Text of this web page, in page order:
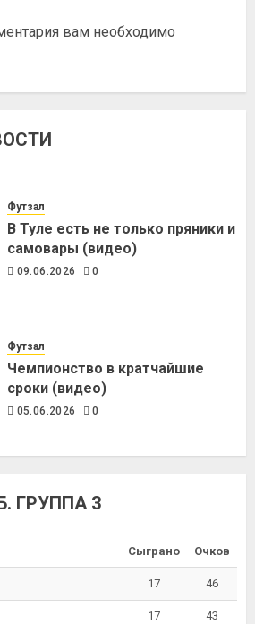
вам необходимо
Футзал
В Туле есть не только пряники и
самовары (видео)
09.06.2026 0
Футзал
Чемпионство в кратчайшие
сроки (видео)
05.06.2026 0
ГРУППА 3
Сыграно Очков
17 46
17 43